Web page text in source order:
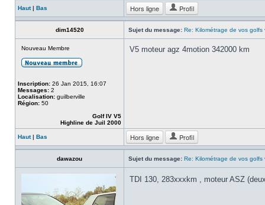
Haut| Bas Hors ligne Profil
dim14520 Sujet du message: Re: Kilométrage de vos golfs
Nouveau Membre
Inscription: 26 Jan 2015, 16:07
Messages: 2
Localisation: guilberville
Région: 50
Golf IV V5
Highline de Juil 2000
V5 moteur agz 4motion 342000 km
Haut| Bas Hors ligne Profil
dawazou Sujet du message: Re: Kilométrage de vos golfs
TDI 130, 283xxxkm , moteur ASZ